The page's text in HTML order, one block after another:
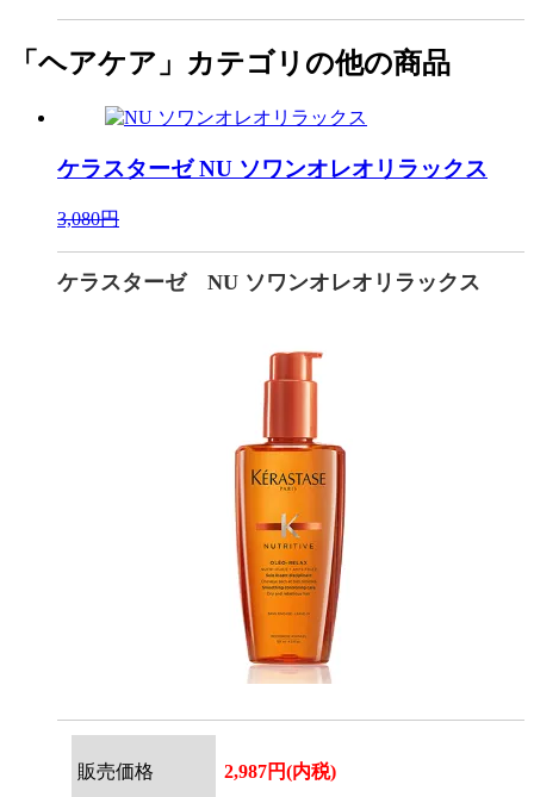
「ヘアケア」カテゴリの他の商品
ケラスターゼ NU ソワンオレオリラックス
3,080円
ケラスターゼ NU ソワンオレオリラックス
販売価格 2,987円(内税)